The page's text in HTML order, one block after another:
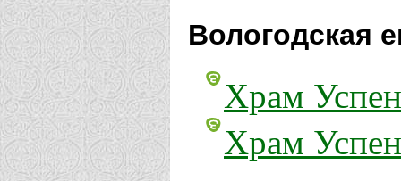
Вологодская
Храм
Храм